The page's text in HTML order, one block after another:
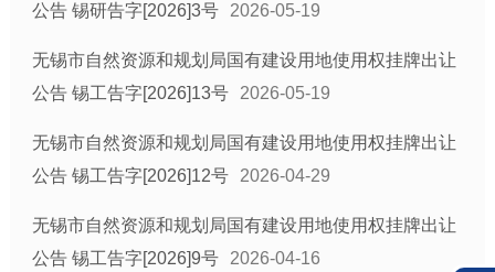
公告 锡研告字[2026]3号
2026-05-19
无锡市自然资源和规划局国有建设用地使用权挂牌出让
公告 锡工告字[2026]13号
2026-05-19
无锡市自然资源和规划局国有建设用地使用权挂牌出让
公告 锡工告字[2026]12号
2026-04-29
无锡市自然资源和规划局国有建设用地使用权挂牌出让
公告 锡工告字[2026]9号
2026-04-16